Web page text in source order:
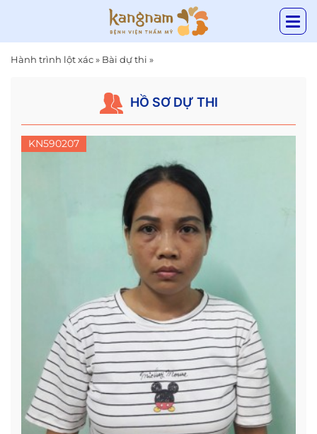
Hành trình lột xác» Bài dự thi »
HỒ SƠ DỰ THI
KN590207